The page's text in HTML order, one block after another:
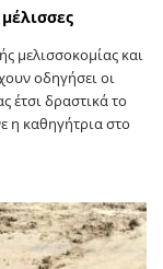
μελισσοκομίας και
οδηγήσει οι
έτσι δραστικά το
η καθηγήτρια στο